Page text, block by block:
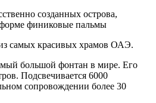
созданных острова,
финиковые пальмы
самых красивых храмов ОАЭ.
большой фонтан в мире. Его
Подсвечивается 6000
сопровождении более 30